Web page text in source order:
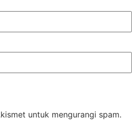
untuk mengurangi spam.